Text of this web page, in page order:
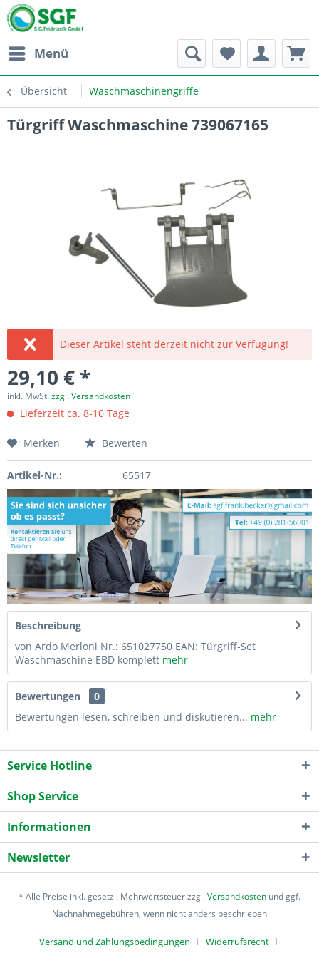
Menü
Übersicht Waschmaschinengriffe
Türgriff Waschmaschine 739067165
Dieser Artikel steht derzeit nicht zur Verfügung!
29,10 € *
inkl. MwSt.zzgl. Versandkosten
Lieferzeit ca. 8-10 Tage
Merken Bewerten
Artikel-Nr.: 65517
Beschreibung
von Ardo Merloni Nr.: 651027750 EAN: Türgriff-Set
Waschmaschine EBD komplett mehr
Bewertungen
0
Bewertungen lesen, schreiben und diskutieren... mehr
Service Hotline
Shop Service
Informationen
Newsletter
* Alle Preise inkl. gesetzl. Mehrwertsteuer zzgl.Versandkosten und ggf.
Nachnahmegebühren, wenn nicht anders beschrieben
Versand und Zahlungsbedingungen Widerrufsrecht